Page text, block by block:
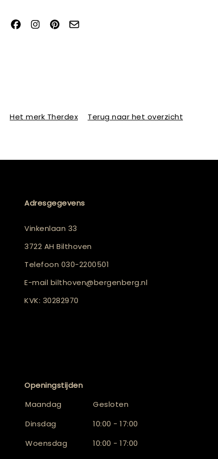
Het merk Therdex Terug naar het overzicht
Adresgegevens
Vinkenlaan 33
3722 AH Bilthoven
Telefoon 030-2200501
E-mail bilthoven@bergenberg.nl
KVK: 30282970
Openingstijden
Maandag
Gesloten
Dinsdag
10:00 - 17:00
Woensdag
10:00 - 17:00